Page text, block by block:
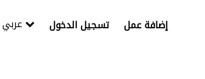
تسجيل الدخول إضافة عمل